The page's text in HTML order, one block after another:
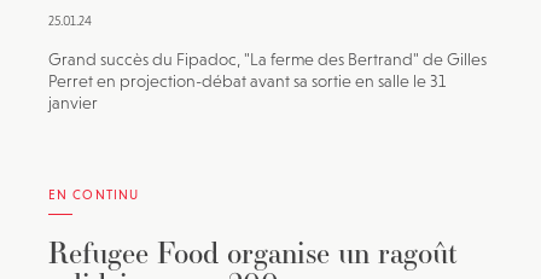
25.01.24
Grand succès du Fipadoc, "La ferme des Bertrand" de Gilles
Perret en projection-débat avant sa sortie en salle le 31
janvier
EN CONTINU
Refugee Food organise un ragoût